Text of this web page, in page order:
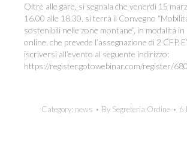
Oltre alle gare, si segnala che venerdì 15
16.00 alle 18.30, si terrà il Convegno
sostenibili nelle zone montane”, in modalità in
online, che prevede l’assegnazione di 2 CFP.
iscriversi all’evento al seguente indirizzo:
https://register.gotowebinar.com/register/
Category: news By Segreteria Ordine 6